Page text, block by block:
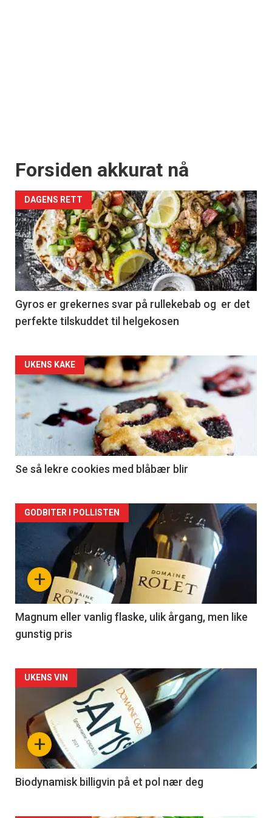
Forsiden akkurat nå
DAGENS RETT
Gyros er grekernes svar på rullekebab og er det
perfekte tilskuddet til helgekosen
Forsiden
akkurat
nå
2
UKENS KAKE
Se så lekre cookies med blåbær blir
Forsiden
akkurat
nå
3
+
GODBITER I POLLISTEN
Magnum eller vanlig flaske, ulik årgang, men like
gunstig pris
Forsiden
akkurat
nå
4
+
UKENS VIN
Biodynamisk billigvin på et pol nær deg